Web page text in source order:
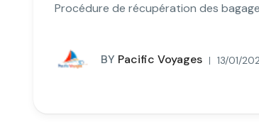
Procédure de récupération des
BY Pacific Voyages 13/01/